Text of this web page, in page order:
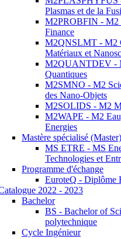
Plasmas et de la
M2PROBFIN - M2
Finance
M2QNSLMT - M2
Matériaux et
M2QUANTDEV -
Quantiques
M2SMNO - M2
des Nano-Objets
M2SOLIDS - M2
M2WAPE - M2
Energies
Mastère spécialisé (Master)
MS ETRE - MS
Technologies et
Programme d'échange
EuroteQ - Diplôme
2022 - 2023
Bachelor
BS - Bachelor of
polytechnique
Cycle Ingénieur